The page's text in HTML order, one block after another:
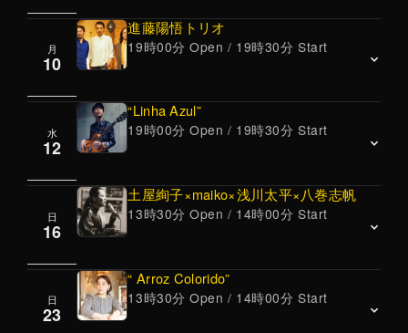
・関西在住で、現在は日本とアメリカで活動中
のジャズ・ボーカリストが久しぶりに当店に登
場。
アニスト、西山瞳とのduoライブは貴重なライ
ブとなります。
￥3500
——————————————————–
“桃瀬茉莉は、桐朋学園入学後,クラシック以外
裕氏に師事。 現在、作曲家、ピアニストとして
ジャンルを超えたライブ活動を精力的に展開し
てる注目の新鋭。”
店初顔合わせの注目のDUOです。
＜Jazz/classic/original＞
永松徳文 (bass)
上長根明子 (piano)
西川彩織 (drums)
19時オープン、19時半スタート 60分2ステー
ジ、22時終演予定
ブ。ピアノの上長根明子とは10年来のduoライ
ブの実績。
オリジナルやスタンダードを中心に、ピアノト
☆彡ご予約で満席となりました。
＜Jazz / piano trio＞
月
10
進藤陽悟トリオ
19時00分 Open / 19時30分 Start
JAZZ/ORIGINAL
長谷川泰弘(bass)
宇山満隆(drums)
OPEN 19：00
LIVE 19：30～ 終演予定 22：00
名手、進藤をリーダーとした、結成29年のトリ
オが登場。
水
12
“Linha Azul”
19時00分 Open / 19時30分 Start
Jazz
成田祐一(piano)
清水昭好(bass)
OPEN 19:00 LIVE 19：30～ 終演予定 22:00
日
16
土屋絢子×maiko×浅川太平×八巻志帆
13時30分 Open / 14時00分 Start
土屋絢子(vocal)
日
23
“ Arroz Colorido”
13時30分 Open / 14時00分 Start